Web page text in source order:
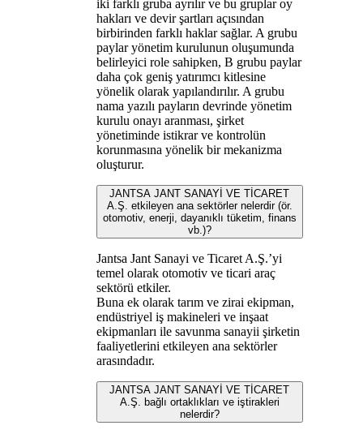
iki farklı gruba ayrılır ve bu gruplar oy
hakları ve devir şartları açısından
birbirinden farklı haklar sağlar. A grubu
paylar yönetim kurulunun oluşumunda
belirleyici role sahipken, B grubu paylar
daha çok geniş yatırımcı kitlesine
yönelik olarak yapılandırılır. A grubu
nama yazılı payların devrinde yönetim
kurulu onayı aranması, şirket
yönetiminde istikrar ve kontrolün
korunmasına yönelik bir mekanizma
oluşturur.
JANTSA JANT SANAYİ VE TİCARET
A.Ş. etkileyen ana sektörler nelerdir (ör.
otomotiv, enerji, dayanıklı tüketim, finans
vb.)?
Jantsa Jant Sanayi ve Ticaret A.Ş.’yi
temel olarak otomotiv ve ticari araç
sektörü etkiler.
Buna ek olarak tarım ve zirai ekipman,
endüstriyel iş makineleri ve inşaat
ekipmanları ile savunma sanayii şirketin
faaliyetlerini etkileyen ana sektörler
arasındadır.
JANTSA JANT SANAYİ VE TİCARET
A.Ş. bağlı ortaklıkları ve iştirakleri
nelerdir?